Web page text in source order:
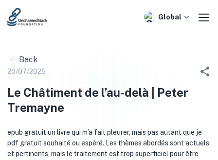
Skip
Global
Back
20/07/2025
Le Châtiment de l’au-delà | Peter
Tremayne
epub gratuit un livre qui m’a fait pleurer, mais pas autant que je
pdf gratuit souhaité ou espéré. Les thèmes abordés sont actuels
et pertinents, mais le traitement est trop superficiel pour être